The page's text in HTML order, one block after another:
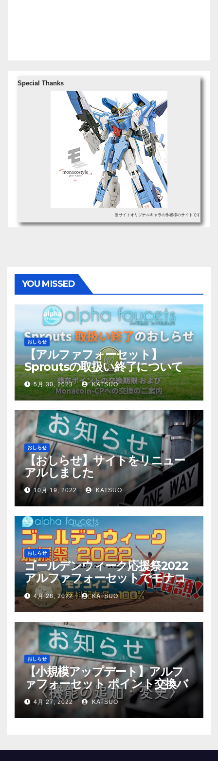
Special Thanks
当サイトオリジナルキャラの作者様のサイトです
YOU MISSED
おしらせ
【アルファフォーセット】
Sproutsの取扱い終了について
5月 30, 2023 KATSUO
おしらせ
【おしらせ】サイトをリニュー
アルしました
10月 19, 2022 KATSUO
おしらせ
ゴールデンウィーク応援祭2022
アルファフォーセットでモナコ
イン配布量+100%！
4月 28, 2022 KATSUO
おしらせ
【小規模アップデート】アルフ
ァフォーセット ポイント交換バ
グ修正
4月 27, 2022 KATSUO